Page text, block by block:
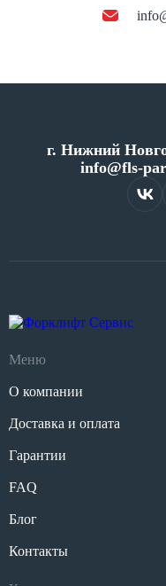
г. Нижний
info@fls-
Меню
О компании
Доставка и оплата
Гарантии
FAQ
Блог
Контакты